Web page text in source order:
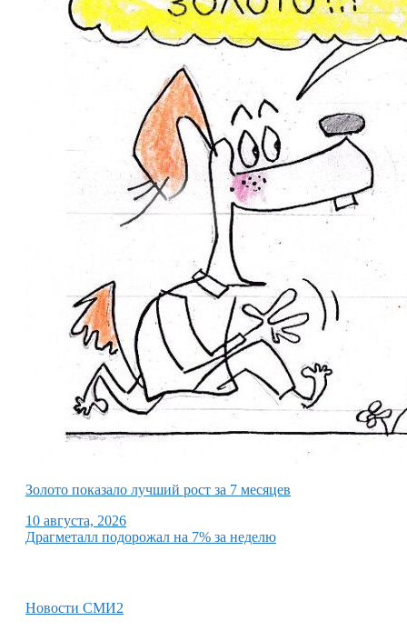
Золото показало лучший рост за 7 месяцев
10 августа, 2026
Драгметалл подорожал на 7% за неделю
Новости СМИ2